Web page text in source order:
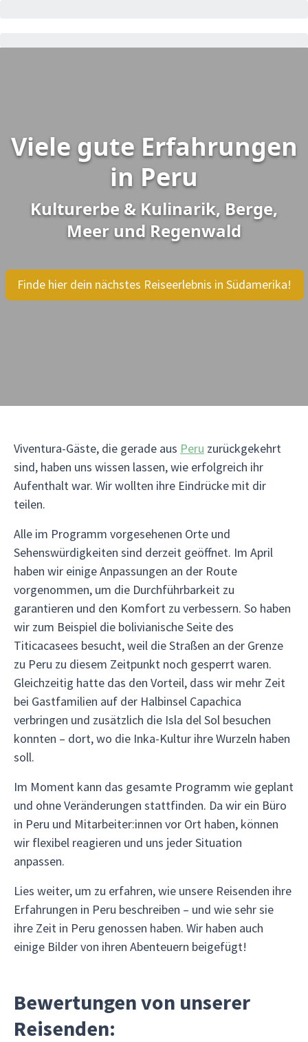
Viele gute Erfahrungen
in Peru
Kulturerbe & Kulinarik, Berge,
Meer und Regenwald
Finde hier dein nächstes Reiseerlebnis in Südamerika!
Viventura-Gäste, die gerade aus Peru zurückgekehrt
sind, haben uns wissen lassen, wie erfolgreich ihr
Aufenthalt war. Wir wollten ihre Eindrücke mit dir
teilen.
Alle im Programm vorgesehenen Orte und
Sehenswürdigkeiten sind derzeit geöffnet. Im April
haben wir einige Anpassungen an der Route
vorgenommen, um die Durchführbarkeit zu
garantieren und den Komfort zu verbessern. So haben
wir zum Beispiel die bolivianische Seite des
Titicacasees besucht, weil die Straßen an der Grenze
zu Peru zu diesem Zeitpunkt noch gesperrt waren.
Gleichzeitig hatte das den Vorteil, dass wir mehr Zeit
bei Gastfamilien auf der Halbinsel Capachica
verbringen und zusätzlich die Isla del Sol besuchen
konnten – dort, wo die Inka-Kultur ihre Wurzeln haben
soll.
Im Moment kann das gesamte Programm wie geplant
und ohne Veränderungen stattfinden. Da wir ein Büro
in Peru und Mitarbeiter:innen vor Ort haben, können
wir flexibel reagieren und uns jeder Situation
anpassen.
Lies weiter, um zu erfahren, wie unsere Reisenden ihre
Erfahrungen in Peru beschreiben – und wie sehr sie
ihre Zeit in Peru genossen haben. Wir haben auch
einige Bilder von ihren Abenteuern beigefügt!
Bewertungen von unserer
Reisenden: